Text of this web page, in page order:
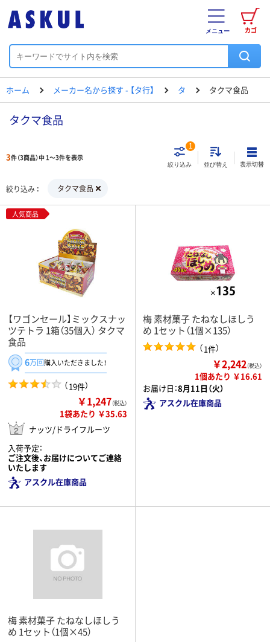
カゴ
メニュー
ホーム メーカー名から探す - 【タ行】 タ タクマ食品
タクマ食品
3件（3商品）中 1～3件を表示
絞り込み
1
並び替え 表示切替
絞り込み タクマ食品
人気商品
【ワゴンセール】ミックスナッ
ツテトラ 1箱（35個入） タクマ
食品
6万回購入いただきました！
（19件）
￥1,247（税込）
1袋あたり ￥35.63
ナッツ/ドライフルーツ
入荷予定：
ご注文後、お届けについてご連絡
いたします
アスクル在庫商品
梅 素材菓子 たねなしほしう
め 1セット（1個×135）
（1件）
￥2,242（税込）
1個あたり ￥16.61
お届け日：8月11日（火）
アスクル在庫商品
梅 素材菓子 たねなしほしう
め 1セット（1個×45）